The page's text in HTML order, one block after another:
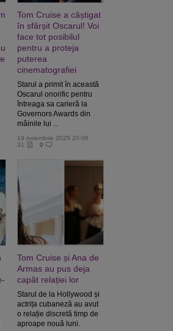
Tom Cruise a câștigat
în sfârșit Oscarul! Voi
face tot posibilul
pentru a proteja
puterea
cinematografiei
Starul a primit în această
Oscarul onorific pentru
întreaga sa carieră la
Governors Awards din
mâinile lui ...
19 noiembrie 2025 20:06
31
0
Tom Cruise și Ana de
Armas au pus deja
capăt relației lor
Starul de la Hollywood și
actrița cubaneză au avut
o relație discretă timp de
aproape nouă luni.